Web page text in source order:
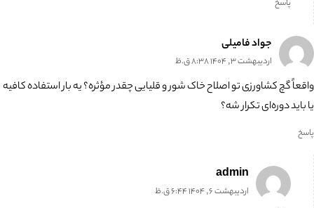
پاسخ
جواد فامیلی
اردیبهشت 3, 1404 8:38 ق.ظ
واقعاً گچ کشاورزی تو اصلاح خاک شور و قلیایی چقدر مؤثره؟ یه بار استفاده کافیه
یا باید دوره‌ای تکرار شه؟
پاسخ
admin
اردیبهشت 6, 1404 6:44 ق.ظ